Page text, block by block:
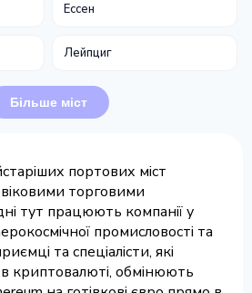
Ессен
Лейпциг
Більше міст
портових міст
торговими
тут працюють компанії у
промисловості та
та спеціалісти, які
криптовалюті, обмінюють